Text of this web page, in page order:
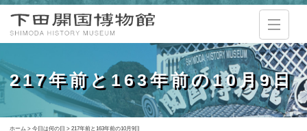
217年前と163年前の10月9日
ホーム > 今日は何の日 > 217年前と163年前の10月9日